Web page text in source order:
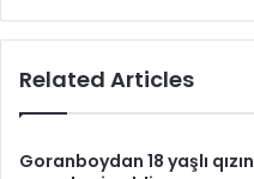
Related Articles
Goranboydan 18 yaşlı qızın